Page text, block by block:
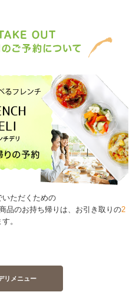
いただくための
品のお持ち帰りは、お引き取りの2
。
リメニュー